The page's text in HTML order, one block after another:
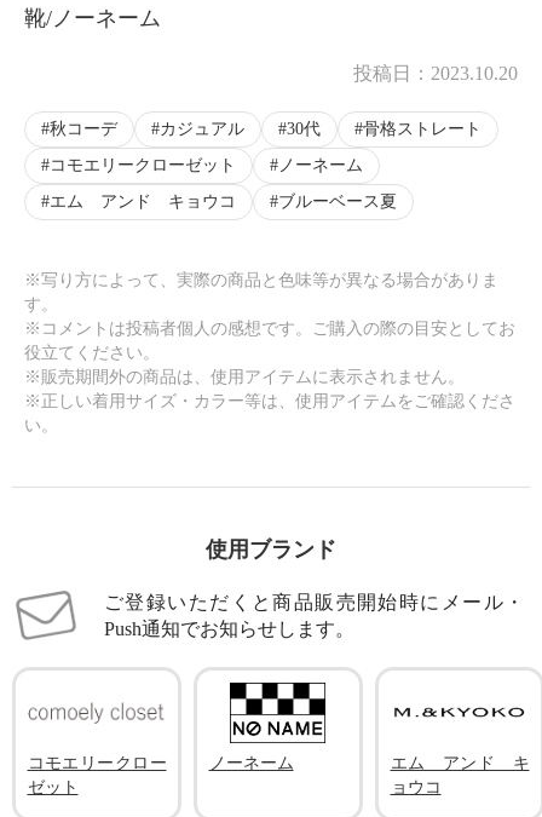
靴/ノーネーム
投稿日： 2023.10.20
秋コーデ カジュアル 30代
骨格ストレート
コモエリークローゼット
ノーネーム
エム アンド キョウコ
ブルーベース夏
※写り方によって、実際の商品と色味等が異なる場合がありま
す。
※コメントは投稿者個人の感想です。ご購入の際の目安としてお
役立てください。
※販売期間外の商品は、使用アイテムに表示されません。
※正しい着用サイズ・カラー等は、使用アイテムをご確認くださ
い。
使用ブランド
ご登録いただくと商品販売開始時にメール・
Push通知でお知らせします。
コモエリークロー
ゼット
ノーネーム
エム アンド キ
ョウコ